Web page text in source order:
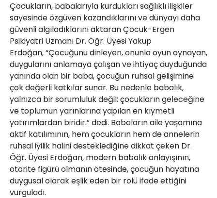
Çocukların, babalarıyla kurdukları sağlıklı ilişkiler
sayesinde özgüven kazandıklarını ve dünyayı daha
güvenli algıladıklarını aktaran Çocuk-Ergen
Psikiyatri Uzmanı Dr. Öğr. Üyesi Yakup
Erdoğan, “Çocuğunu dinleyen, onunla oyun oynayan,
duygularını anlamaya çalışan ve ihtiyaç duyduğunda
yanında olan bir baba, çocuğun ruhsal gelişimine
çok değerli katkılar sunar. Bu nedenle babalık,
yalnızca bir sorumluluk değil; çocukların geleceğine
ve toplumun yarınlarına yapılan en kıymetli
yatırımlardan biridir.” dedi. Babaların aile yaşamına
aktif katılımının, hem çocukların hem de annelerin
ruhsal iyilik halini desteklediğine dikkat çeken Dr.
Öğr. Üyesi Erdoğan, modern babalık anlayışının,
otorite figürü olmanın ötesinde, çocuğun hayatına
duygusal olarak eşlik eden bir rolü ifade ettiğini
vurguladı.